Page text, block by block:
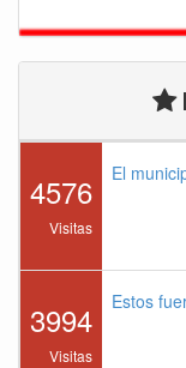
4576
Visitas
El
3994
Visitas
Estos